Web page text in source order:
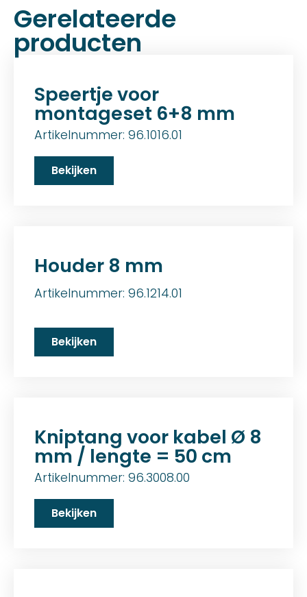
Gerelateerde
producten
Speertje voor
montageset 6+8 mm
Artikelnummer: 96.1016.01
Bekijken
Houder 8 mm
Artikelnummer: 96.1214.01
Bekijken
Kniptang voor kabel Ø 8
mm / lengte = 50 cm
Artikelnummer: 96.3008.00
Bekijken